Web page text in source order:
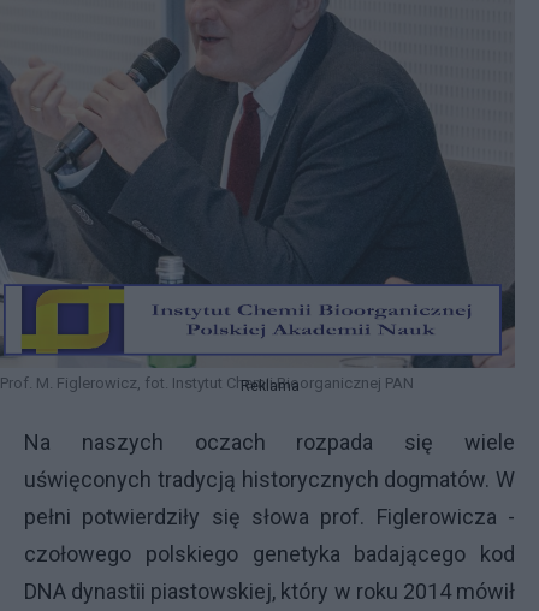
Figlerowicz, fot. Instytut Chemii Bioorganicznej PAN
Reklama
Na naszych oczach rozpada się wiele
uświęconych tradycją historycznych dogmatów. W
pełni potwierdziły się słowa prof. Figlerowicza -
czołowego polskiego genetyka badającego kod
DNA dynastii piastowskiej, który w roku 2014 mówił